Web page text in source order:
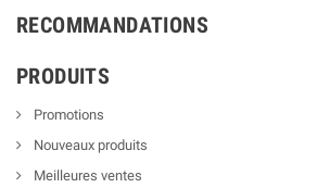
RECOMMANDATIONS
PRODUITS
Promotions
Nouveaux produits
Meilleures ventes